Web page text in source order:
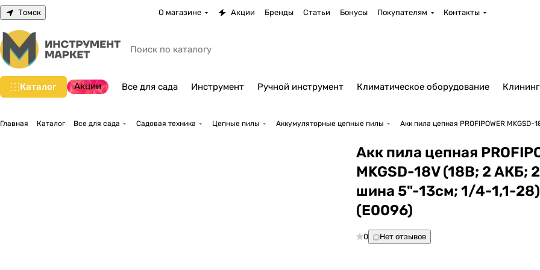
Томск О магазине Акции Бренды Статьи Бонусы Покупателям Контакты
Каталог Акции Все для сада Инструмент Ручной инструмент Климатическое оборудование
Главная Каталог Все для сада Садовая техника Цепные пилы Аккумуляторные цепные пилы Акк пила цепная PROFIPOWER
Акк пила цепная
MKGSD-18V (18В; 2 АКБ;
шина 5"-13см; 1/4-1,1-28)
(E0096)
0 Нет отзывов